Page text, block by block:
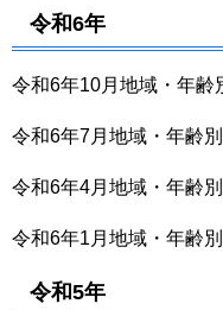
令和6年
令和6年10月地域・年齢
令和6年7月地域・年齢
令和6年4月地域・年齢
令和6年1月地域・年齢
令和5年